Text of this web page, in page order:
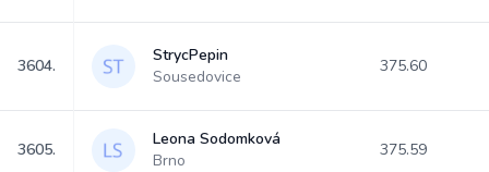
3604.
StrycPepin
Sousedovice
375.60
3605.
Leona Sodomková
Brno
375.59